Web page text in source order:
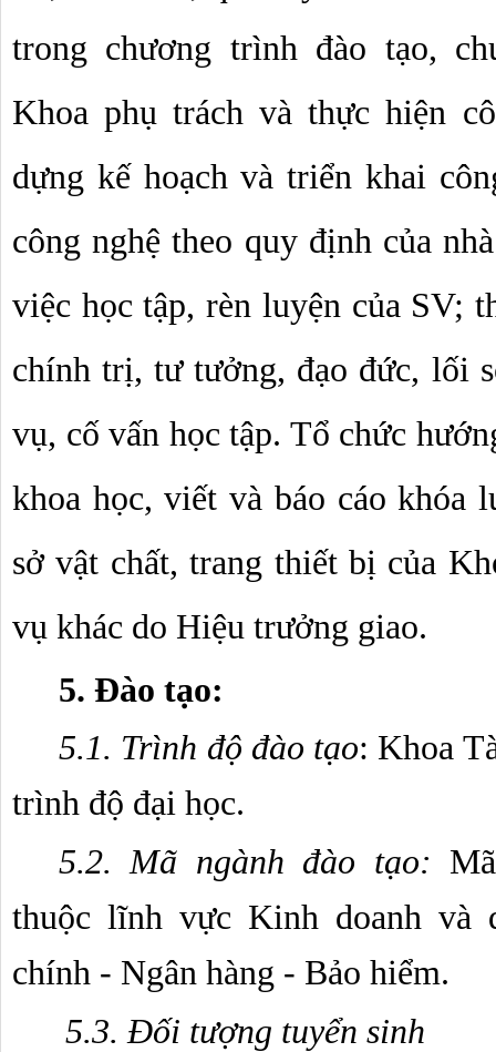
trong chương trình đào tạo,
Khoa phụ trách và thực hiện
dựng kế hoạch và triển khai
công nghệ theo quy định của
việc học tập, rèn luyện của SV;
chính trị, tư tưởng, đạo đức, lối
vụ, cố vấn học tập. Tổ chức
khoa học, viết và báo cáo khóa
sở vật chất, trang thiết bị của
vụ khác do Hiệu trưởng giao.
5. Đào tạo:
5.1. Trình độ đào tạo: Khoa
trình độ đại học.
5.2. Mã ngành đào tạo:
thuộc lĩnh vực Kinh doanh và
chính - Ngân hàng - Bảo hiểm.
5.3. Đối tượng tuyển sinh